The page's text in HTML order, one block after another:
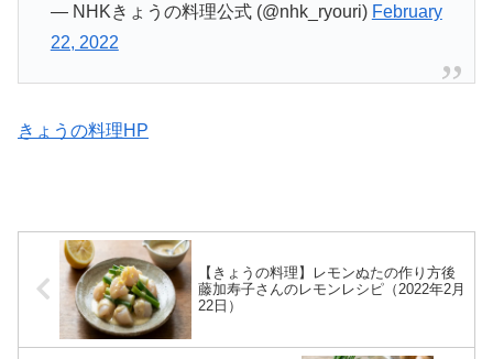
— NHKきょうの料理公式 (@nhk_ryouri) February
22, 2022
きょうの料理HP
【きょうの料理】レモンぬたの作り方後
藤加寿子さんのレモンレシピ（2022年2月
22日）